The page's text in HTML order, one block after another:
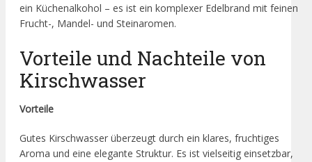
ein Küchenalkohol – es ist ein komplexer Edelbrand mit feinen
Frucht-, Mandel- und Steinaromen.
Vorteile und Nachteile von
Kirschwasser
Vorteile
Gutes Kirschwasser überzeugt durch ein klares, fruchtiges
Aroma und eine elegante Struktur. Es ist vielseitig einsetzbar,